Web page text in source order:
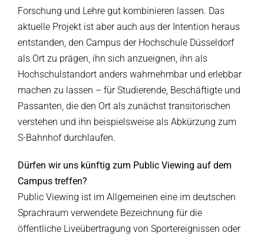
Forschung und Lehre gut kombinieren lassen. Das
aktuelle Projekt ist aber auch aus der Intention heraus
entstanden, den Campus der Hochschule Düsseldorf
als Ort zu prägen, ihn sich anzueignen, ihn als
Hochschulstandort anders wahrnehmbar und erlebbar
machen zu lassen – für Studierende, Beschäftigte und
Passanten, die den Ort als zunächst transitorischen
verstehen und ihn beispielsweise als Abkürzung zum
S-Bahnhof durchlaufen.
Dürfen wir uns künftig zum Public Viewing auf dem
Campus treffen?
Public Viewing ist im Allgemeinen eine im deutschen
Sprachraum verwendete Bezeichnung für die
öffentliche Liveübertragung von Sportereignissen oder